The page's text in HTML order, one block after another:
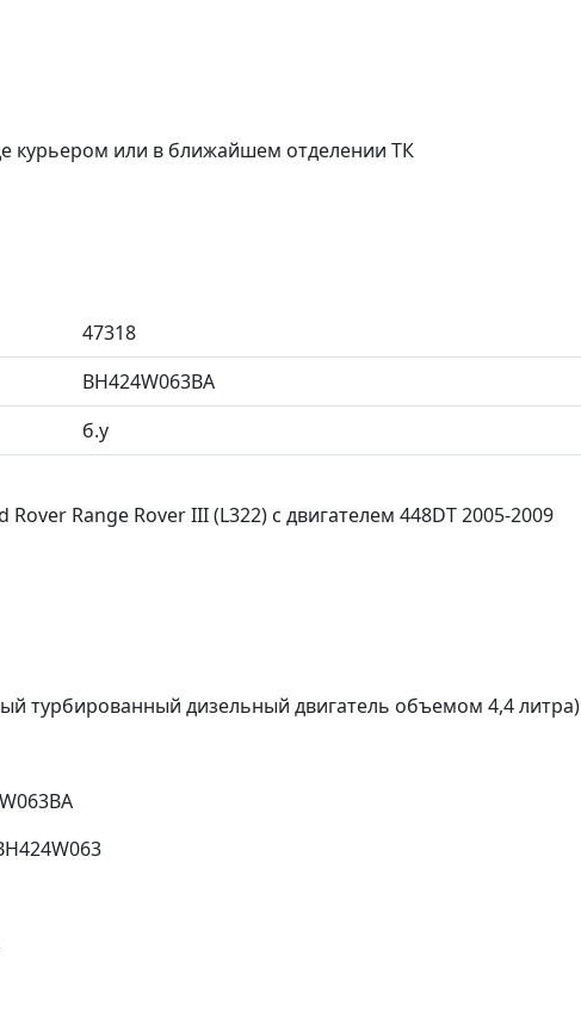
курьером или в ближайшем отделении ТК
47318
BH424W063BA
б.у
Range Rover III (L322) с двигателем 448DT 2005-2009
турбированный дизельный двигатель объемом 4,4 литра)